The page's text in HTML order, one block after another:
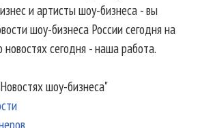
и артисты шоу-бизнеса - вы
шоу-бизнеса России сегодня на
сегодня - наша работа.
шоу-бизнеса"